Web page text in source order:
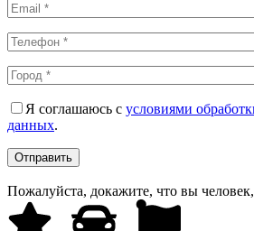
Я соглашаюсь с условиями
данных.
Пожалуйста, докажите, что вы